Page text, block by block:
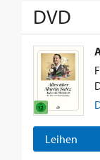
DVD
Leihen